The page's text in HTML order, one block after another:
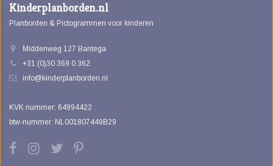
Kinderplanborden.nl
Planborden & Pictogrammen voor kinderen
Middenweg 127 Bantega
+31 (0)30 369 0 362
info@kinderplanborden.nl
KVK nummer: 64994422
btw-nummer: NL001807449B29